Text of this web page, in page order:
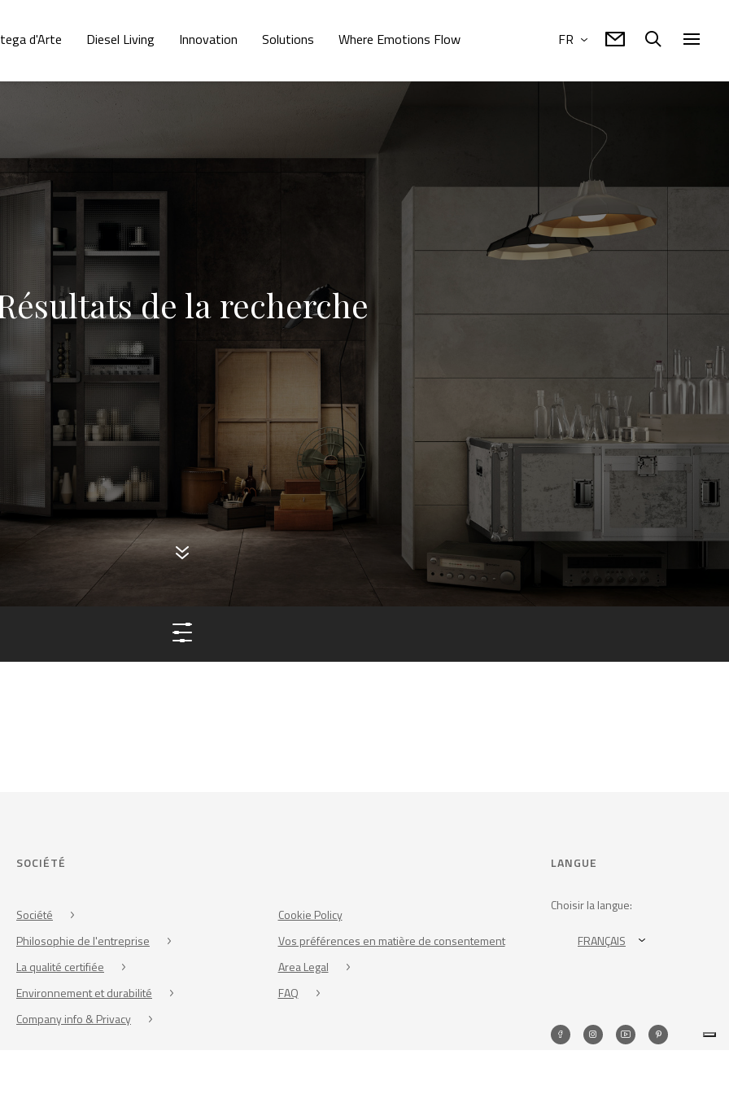
d'Arte Diesel Living Innovation Solutions Where Emotions Flow FR
de la recherche
SOCIÉTÉ
Société
Philosophie de l'entreprise
La qualité certifiée
Environnement et durabilité
Company info & Privacy
Cookie Policy
Vos préférences en matière de consentement
Area Legal
FAQ
LANGUE
Choisir la langue:
FRANÇAIS